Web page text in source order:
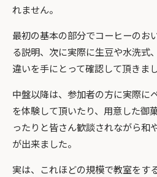
れません。
最初の基本の部分でコーヒーのお
る説明、次に実際に生豆や水洗式
違いを手にとって確認して頂きまし
中盤以降は、参加者の方に実際に
を体験して頂いたり、用意した御
ったりと皆さん歓談されながら和
が出来ました。
実は、これほどの規模で教室をす